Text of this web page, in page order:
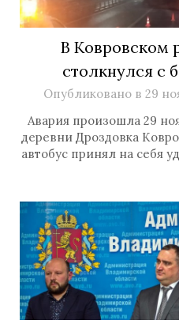
В Ковровском
столкнулся с
Опубликовано в 29
Авария произошла 29
деревни Дроздовка
автобус принял на себя